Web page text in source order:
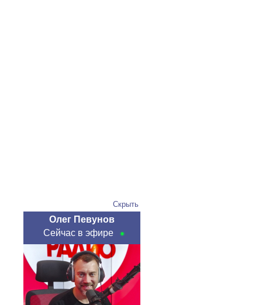
Скрыть
Олег Певунов
Сейчас в эфире